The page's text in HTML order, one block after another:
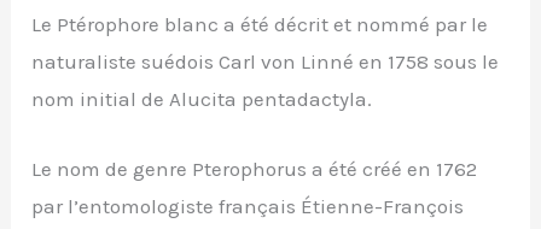
Le Ptérophore blanc a été décrit et nommé par le
naturaliste suédois Carl von Linné en 1758 sous le
nom initial de Alucita pentadactyla.
Le nom de genre Pterophorus a été créé en 1762
par l’entomologiste français Étienne-François